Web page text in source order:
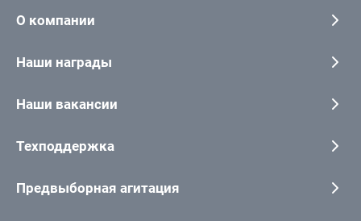
О компании
Наши награды
Наши вакансии
Техподдержка
Предвыборная агитация